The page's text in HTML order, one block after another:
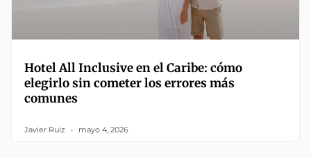
Hotel All Inclusive en el Caribe: cómo
elegirlo sin cometer los errores más
comunes
Javier Ruiz mayo 4, 2026